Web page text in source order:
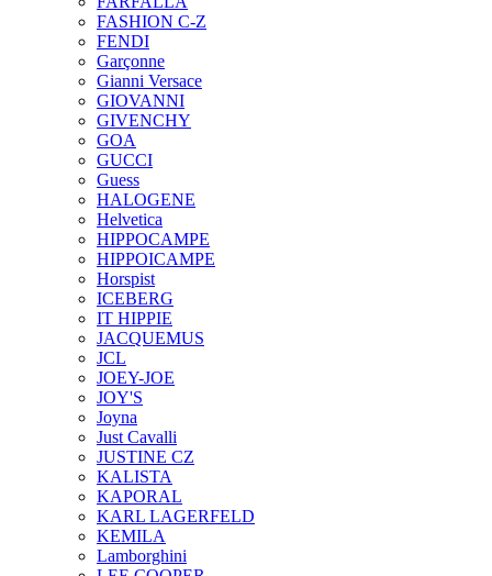
FASHION C-Z
FENDI
Garçonne
Gianni Versace
GIOVANNI
GIVENCHY
GOA
GUCCI
Guess
HALOGENE
Helvetica
HIPPOCAMPE
HIPPOICAMPE
Horspist
ICEBERG
IT HIPPIE
JACQUEMUS
JCL
JOEY-JOE
JOY'S
Joyna
Just Cavalli
JUSTINE CZ
KALISTA
KAPORAL
KARL LAGERFELD
KEMILA
Lamborghini